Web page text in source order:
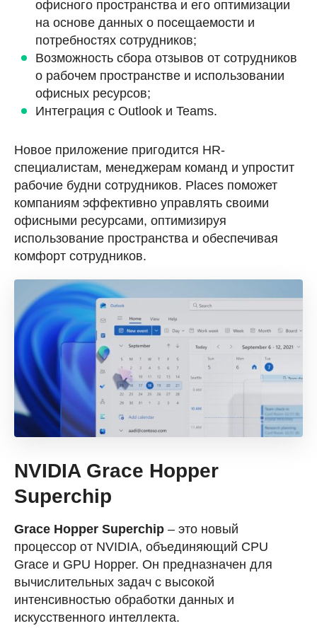
офисного пространства и его оптимизации
на основе данных о посещаемости и
потребностях сотрудников;
Возможность сбора отзывов от сотрудников
о рабочем пространстве и использовании
офисных ресурсов;
Интеграция с Outlook и Teams.
Новое приложение пригодится HR-
специалистам, менеджерам команд и упростит
рабочие будни сотрудников. Places поможет
компаниям эффективно управлять своими
офисными ресурсами, оптимизируя
использование пространства и обеспечивая
комфорт сотрудников.
NVIDIA Grace Hopper
Superchip
Grace Hopper Superchip – это новый
процессор от NVIDIA, объединяющий CPU
Grace и GPU Hopper. Он предназначен для
вычислительных задач с высокой
интенсивностью обработки данных и
искусственного интеллекта.